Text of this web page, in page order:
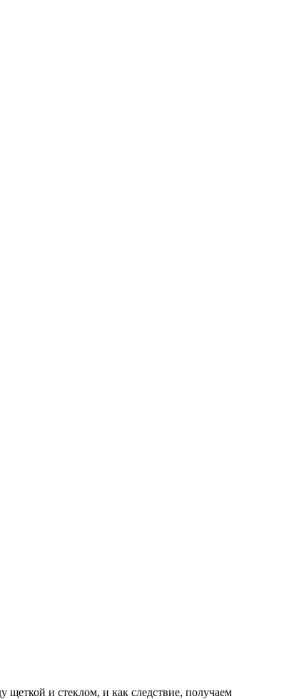
и стеклом, и как следствие, получаем